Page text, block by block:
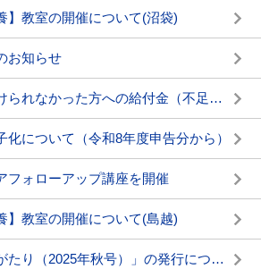
】教室の開催について(沼袋)
お知らせ
定額減税を十分に受けられなかった方への給付金（不足額給付）
について（令和8年度申告分から）
フォローアップ講座を開催
】教室の開催について(島越)
「たのはた くらしがたり（2025年秋号）」の発行について